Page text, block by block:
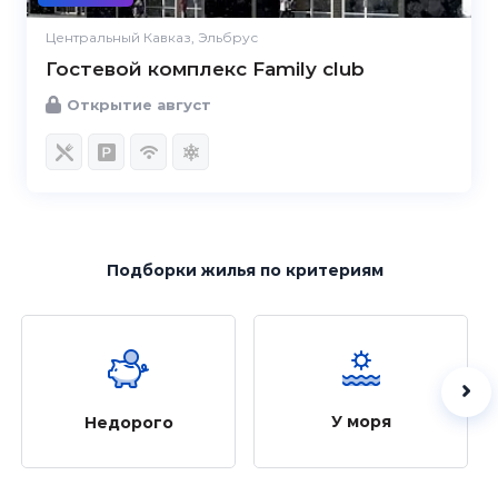
Центральный Кавказ, Эльбрус
Гостевой комплекс Family club
Открытие август
Подборки жильяпо критериям
Недорого У моря